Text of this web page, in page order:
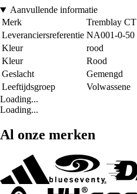
Aanvullende informatie
Merk
Tremblay CT
Leveranciersreferentie NA001-0-50
Kleur
rood
Kleur
Rood
Geslacht
Gemengd
Leeftijdsgroep
Volwassene
Loading...
Loading...
Al onze merken